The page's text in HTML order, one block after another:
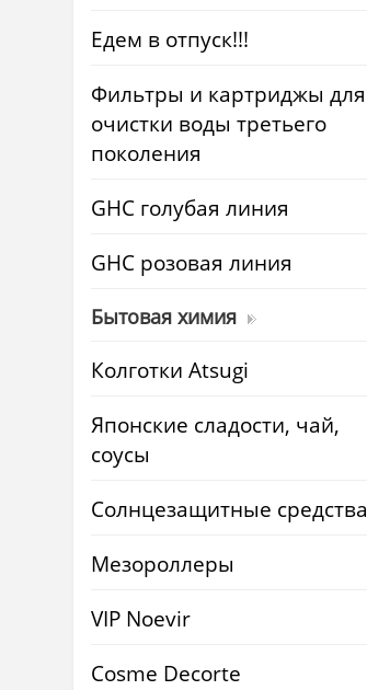
Едем в отпуск!!!
Фильтры и картриджы для
очистки воды третьего
поколения
GHC голубая линия
GHC розовая линия
Бытовая химия
Колготки Atsugi
Японские сладости, чай,
соусы
Солнцезащитные средства
Мезороллеры
VIP Noevir
Cosme Decorte